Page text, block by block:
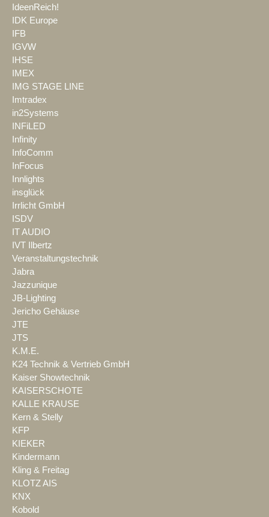
IdeenReich!
IDK Europe
IFB
IGVW
IHSE
IMEX
IMG STAGE LINE
Imtradex
in2Systems
INFiLED
Infinity
InfoComm
InFocus
Innlights
insglück
Irrlicht GmbH
ISDV
IT AUDIO
IVT Ilbertz
Veranstaltungstechnik
Jabra
Jazzunique
JB-Lighting
Jericho Gehäuse
JTE
JTS
K.M.E.
K24 Technik & Vertrieb GmbH
Kaiser Showtechnik
KAISERSCHOTE
KALLE KRAUSE
Kern & Stelly
KFP
KIEKER
Kindermann
Kling & Freitag
KLOTZ AIS
KNX
Kobold